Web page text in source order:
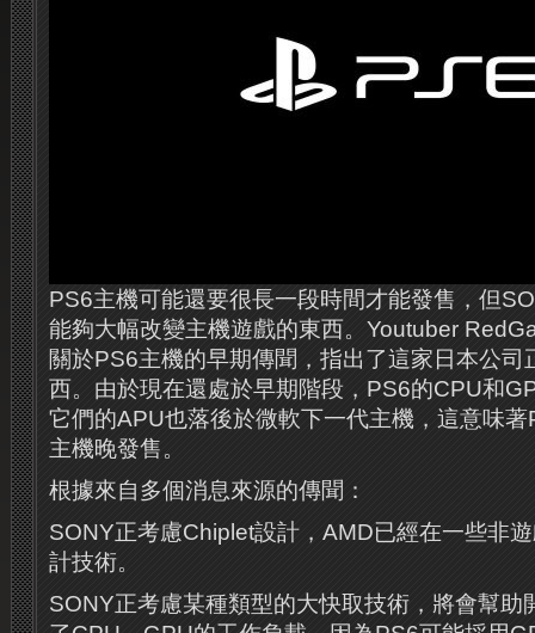
PS6主機可能還要很長一段時間才能發售，但
能夠大幅改變主機遊戲的東西。Youtuber
關於PS6主機的早期傳聞，指出了這家日本公司
西。由於現在還處於早期階段，PS6的CPU和
它們的APU也落後於微軟下一代主機，這意味
主機晚發售。
根據來自多個消息來源的傳聞：
SONY正考慮Chiplet設計，AMD已經在一些非
計技術。
SONY正考慮某種類型的大快取技術，將會幫助